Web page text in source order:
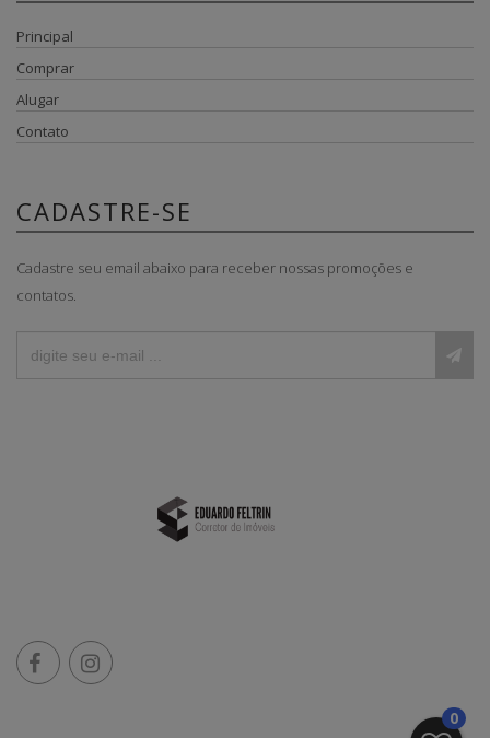
Principal
Comprar
Alugar
Contato
CADASTRE-SE
Cadastre seu email abaixo para receber nossas promoções e
contatos.
0